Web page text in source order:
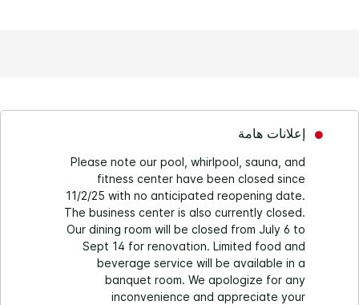
إعلانات هامة
Please note our pool, whirlpool, sauna, and
fitness center have been closed since
11/2/25 with no anticipated reopening date.
The business center is also currently closed.
Our dining room will be closed from July 6 to
Sept 14 for renovation. Limited food and
beverage service will be available in a
banquet room. We apologize for any
inconvenience and appreciate your